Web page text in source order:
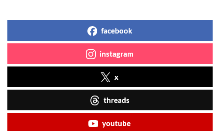
facebook
instagram
x
threads
youtube